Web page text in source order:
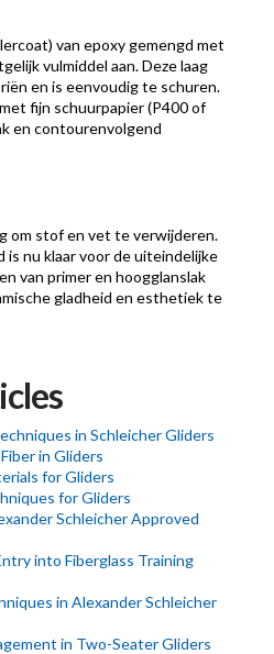
van epoxy gemengd met
vulmiddel aan. Deze laag
en is eenvoudig te schuren.
fijn schuurpapier (P400 of
en contourenvolgend
om stof en vet te verwijderen.
nu klaar voor de uiteindelijke
van primer en hoogglanslak
gladheid en esthetiek te
in Schleicher Gliders
in Gliders
for Gliders
for Gliders
Schleicher Approved
into Fiberglass Training
in Alexander Schleicher
in Two-Seater Gliders